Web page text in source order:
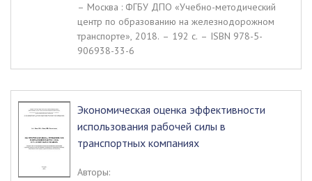
– Москва : ФГБУ ДПО «Учебно-методический
центр по образованию на железнодорожном
транспорте», 2018. – 192 c. – ISBN 978-5-
906938-33-6
Экономическая оценка эффективности
использования рабочей силы в
транспортных компаниях
Авторы: